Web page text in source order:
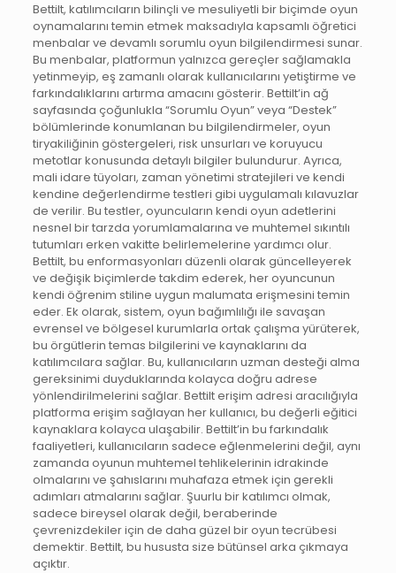
Bettilt, katılımcıların bilinçli ve mesuliyetli bir biçimde oyun
oynamalarını temin etmek maksadıyla kapsamlı öğretici
menbalar ve devamlı sorumlu oyun bilgilendirmesi sunar.
Bu menbalar, platformun yalnızca gereçler sağlamakla
yetinmeyip, eş zamanlı olarak kullanıcılarını yetiştirme ve
farkındalıklarını artırma amacını gösterir. Bettilt’in ağ
sayfasında çoğunlukla “Sorumlu Oyun” veya “Destek”
bölümlerinde konumlanan bu bilgilendirmeler, oyun
tiryakiliğinin göstergeleri, risk unsurları ve koruyucu
metotlar konusunda detaylı bilgiler bulundurur. Ayrıca,
mali idare tüyoları, zaman yönetimi stratejileri ve kendi
kendine değerlendirme testleri gibi uygulamalı kılavuzlar
de verilir. Bu testler, oyuncuların kendi oyun adetlerini
nesnel bir tarzda yorumlamalarına ve muhtemel sıkıntılı
tutumları erken vakitte belirlemelerine yardımcı olur.
Bettilt, bu enformasyonları düzenli olarak güncelleyerek
ve değişik biçimlerde takdim ederek, her oyuncunun
kendi öğrenim stiline uygun malumata erişmesini temin
eder. Ek olarak, sistem, oyun bağımlılığı ile savaşan
evrensel ve bölgesel kurumlarla ortak çalışma yürüterek,
bu örgütlerin temas bilgilerini ve kaynaklarını da
katılımcılara sağlar. Bu, kullanıcıların uzman desteği alma
gereksinimi duyduklarında kolayca doğru adrese
yönlendirilmelerini sağlar. Bettilt erişim adresi aracılığıyla
platforma erişim sağlayan her kullanıcı, bu değerli eğitici
kaynaklara kolayca ulaşabilir. Bettilt’in bu farkındalık
faaliyetleri, kullanıcıların sadece eğlenmelerini değil, aynı
zamanda oyunun muhtemel tehlikelerinin idrakinde
olmalarını ve şahıslarını muhafaza etmek için gerekli
adımları atmalarını sağlar. Şuurlu bir katılımcı olmak,
sadece bireysel olarak değil, beraberinde
çevrenizdekiler için de daha güzel bir oyun tecrübesi
demektir. Bettilt, bu hususta size bütünsel arka çıkmaya
açıktır.